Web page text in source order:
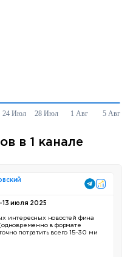
в 1 канале
июля 2025
интересных новостей фина
в формате
потратить всего 15–30 ми